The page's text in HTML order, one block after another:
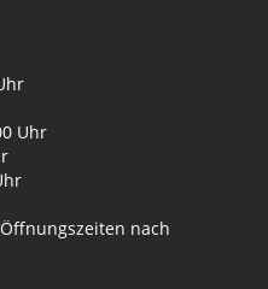
Uhr
nach